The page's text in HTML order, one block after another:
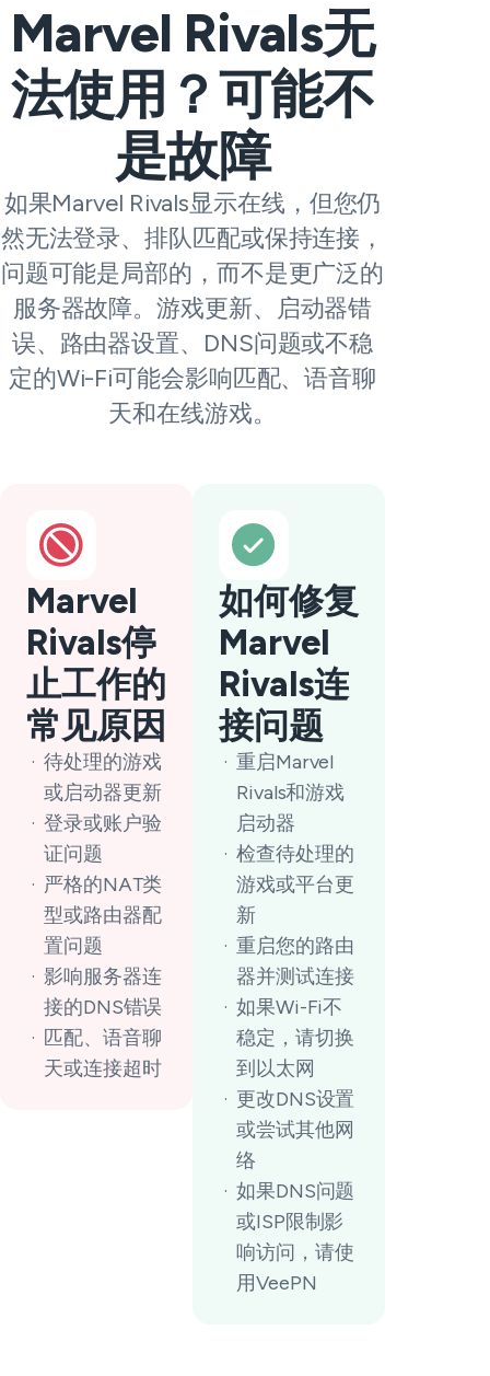
Marvel Rivals无
法使用？可能不
是故障
如果Marvel Rivals显示在线，但您仍
然无法登录、排队匹配或保持连接，
问题可能是局部的，而不是更广泛的
服务器故障。游戏更新、启动器错
误、路由器设置、DNS问题或不稳
定的Wi-Fi可能会影响匹配、语音聊
天和在线游戏。
Marvel
Rivals停
止工作的
常见原因
待处理的游戏
或启动器更新
登录或账户验
证问题
严格的NAT类
型或路由器配
置问题
影响服务器连
接的DNS错误
匹配、语音聊
天或连接超时
如何修复
Marvel
Rivals连
接问题
重启Marvel
Rivals和游戏
启动器
检查待处理的
游戏或平台更
新
重启您的路由
器并测试连接
如果Wi-Fi不
稳定，请切换
到以太网
更改DNS设置
或尝试其他网
络
如果DNS问题
或ISP限制影
响访问，请使
用VeePN